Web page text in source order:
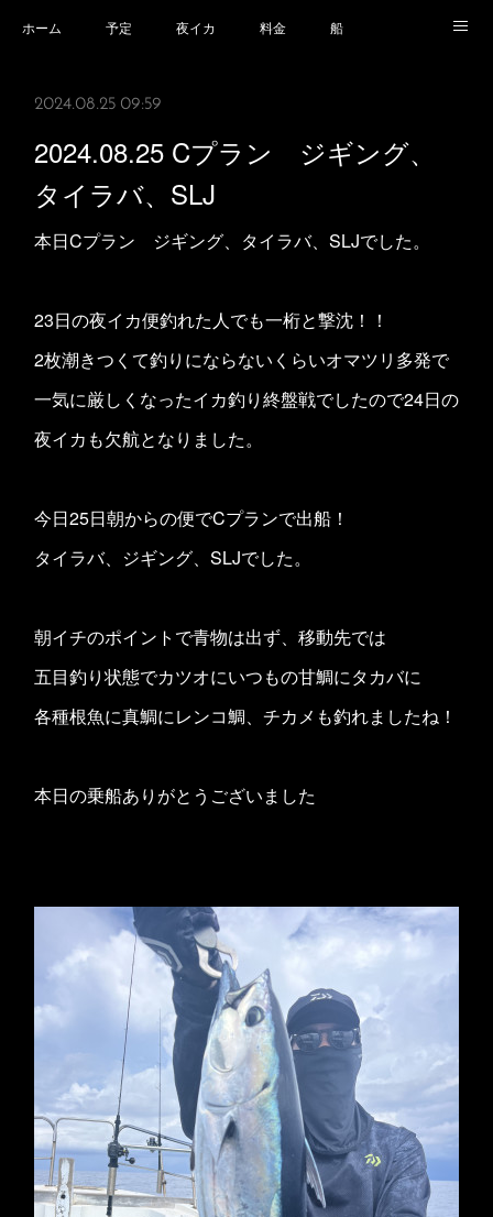
ホーム 予定 夜イカ 料金 船
2024.08.25 09:59
2024.08.25 Cプラン ジギング、
タイラバ、SLJ
本日Cプラン ジギング、タイラバ、SLJでした。
23日の夜イカ便釣れた人でも一桁と撃沈！！
2枚潮きつくて釣りにならないくらいオマツリ多発で
一気に厳しくなったイカ釣り終盤戦でしたので24日の
夜イカも欠航となりました。
今日25日朝からの便でCプランで出船！
タイラバ、ジギング、SLJでした。
朝イチのポイントで青物は出ず、移動先では
五目釣り状態でカツオにいつもの甘鯛にタカバに
各種根魚に真鯛にレンコ鯛、チカメも釣れましたね！
本日の乗船ありがとうございました